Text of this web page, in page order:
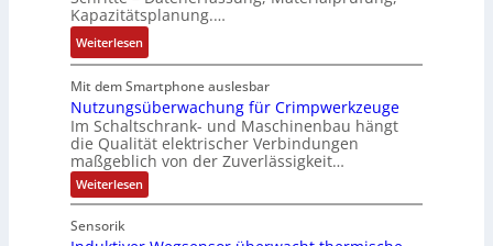
i
v
e
M
o
m
e
n
t
a
u
e
s
c
h
ä
f
t
s
f
ü
è
m
e
s
:
Q
2
-
E
r
r
t
r
i
e
b
s
-
u
n
Kapazitätsplanung.…
Weiterlesen:
K
I
b
r
a
u
c
h
Mit dem Smartphone auslesbar
Nutzungsüberwachung für Crimpwerkzeuge
Im Schaltschrank- und Maschinenbau hängt
die Qualität elektrischer Verbindungen
maßgeblich von der Zuverlässigkeit…
Weiterlesen:
N
Sensorik